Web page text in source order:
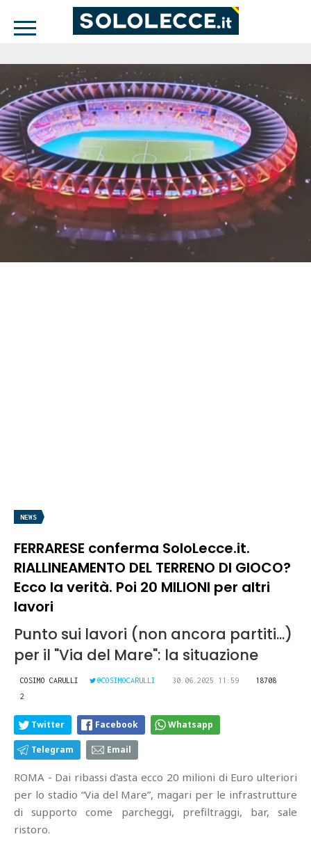
NEWS
FERRARESE conferma SoloLecce.it.
RIALLINEAMENTO DEL TERRENO DI GIOCO?
Ecco la verità. Poi 20 MILIONI per altri
lavori
Punto sui lavori (non ancora partiti...)
per il "Via del Mare": la situazione
COSIMO CARULLI @COSIMOCARULLI 30.06.2025 11:59
18708
2
Twitter Facebook Whatsapp
Telegram Email
ROMA - Dai ribassi d'asta ecco 20 milioni di Euro ulteriori
per lo stadio “Via del Mare”, magari per le infrastrutture
di supporto come parcheggi, prefiltraggi, bar, sale
ristoro.